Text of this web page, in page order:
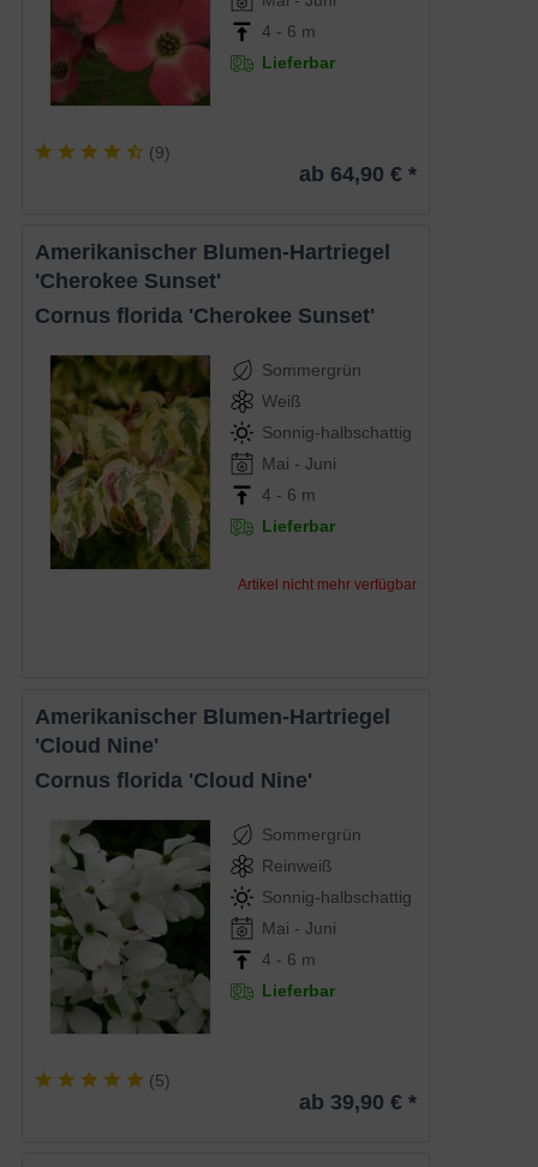
4 - 6 m
Lieferbar
(9)
ab 64,90 € *
Amerikanischer Blumen-Hartriegel
'Cherokee Sunset'
Cornus florida 'Cherokee Sunset'
Sommergrün
Weiß
Sonnig-halbschattig
Mai - Juni
4 - 6 m
Lieferbar
Artikel nicht mehr verfügbar
Amerikanischer Blumen-Hartriegel
'Cloud Nine'
Cornus florida 'Cloud Nine'
Sommergrün
Reinweiß
Sonnig-halbschattig
Mai - Juni
4 - 6 m
Lieferbar
(5)
ab 39,90 € *